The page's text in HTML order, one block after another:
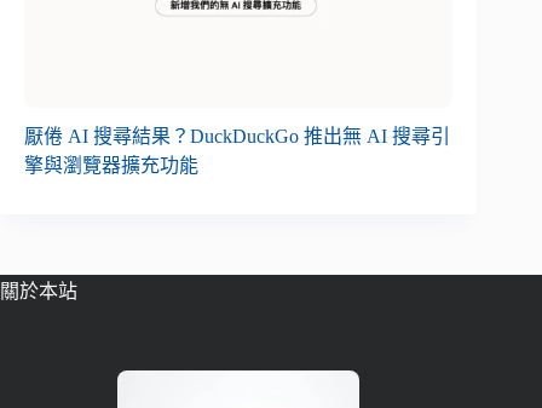
厭倦 AI 搜尋結果？DuckDuckGo 推出無 AI 搜尋引
擎與瀏覽器擴充功能
關於本站